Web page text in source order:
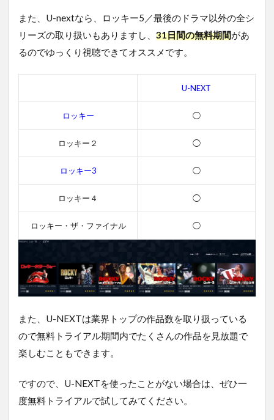
キー5
／最
後の
ドラ
関連
作品
5
ッ
キ
ー5
後
の
ド
ラ
を
料
また、U-nextなら、ロッキー5／最後のドラマ以外の全シ
リーズの取り扱いもありますし、 31日間の無料期間があ
るのでゆっくり視聴できてオススメです。
U-NEXT
ロッキー ◯
ロッキー２ ◯
ロッキー3 ◯
ロッキー４ ◯
ロッキー・ザ・ファイナル ◯
また、U-NEXTは業界トップの作品数を取り扱っている
ので無料トライアル期間内でたくさんの作品を見放題で
楽しむこともできます。
ですので、U-NEXTを使ったことがない場合は、ぜひ一
度無料トライアルで試してみてください。